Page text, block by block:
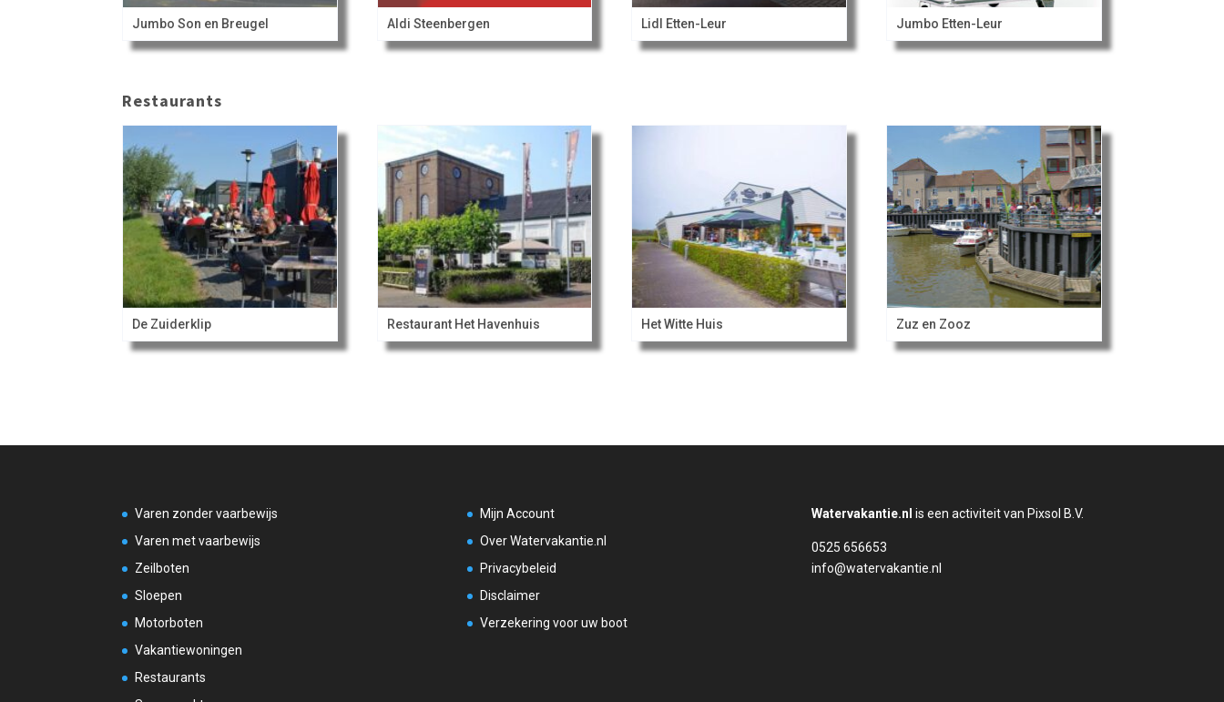
Jumbo Son en Breugel Aldi Steenbergen Lidl Etten-Leur Jumbo Etten-Leur
Restaurants
De Zuiderklip Restaurant Het Havenhuis Het Witte Huis Zuz en Zooz
Varen zonder vaarbewijs
Varen met vaarbewijs
Zeilboten
Sloepen
Motorboten
Vakantiewoningen
Restaurants
Mijn Account
Over Watervakantie.nl
Privacybeleid
Disclaimer
Verzekering voor uw boot
Watervakantie.nl is een activiteit van Pixsol B.V.
0525 656653
info@watervakantie.nl